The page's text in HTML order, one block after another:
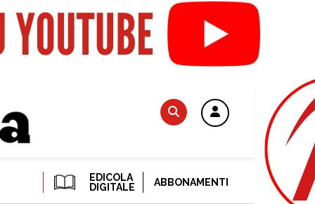
EDICOLA
DIGITALE
ABBONAMENTI